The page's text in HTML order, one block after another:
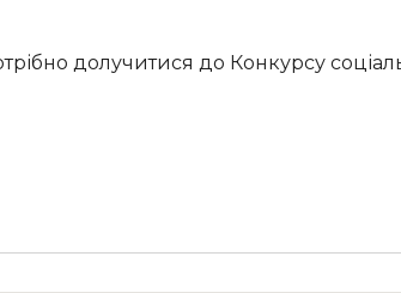
долучитися до Конкурсу